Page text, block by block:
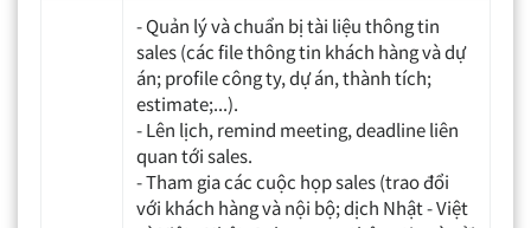
- Quản lý và chuẩn bị tài liệu thông tin
sales (các file thông tin khách hàng và dự
án; profile công ty, dự án, thành tích;
estimate;...).
- Lên lịch, remind meeting, deadline liên
quan tới sales.
- Tham gia các cuộc họp sales (trao đổi
với khách hàng và nội bộ; dịch Nhật - Việt